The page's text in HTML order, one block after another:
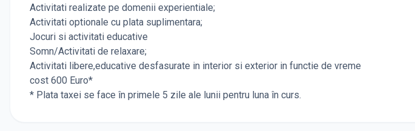
Activitati realizate pe domenii experientiale;
Activitati optionale cu plata suplimentara;
Jocuri si activitati educative
Somn/Activitati de relaxare;
Activitati libere,educative desfasurate in interior si exterior in functie de vreme
cost 600 Euro*
* Plata taxei se face în primele 5 zile ale lunii pentru luna în curs.